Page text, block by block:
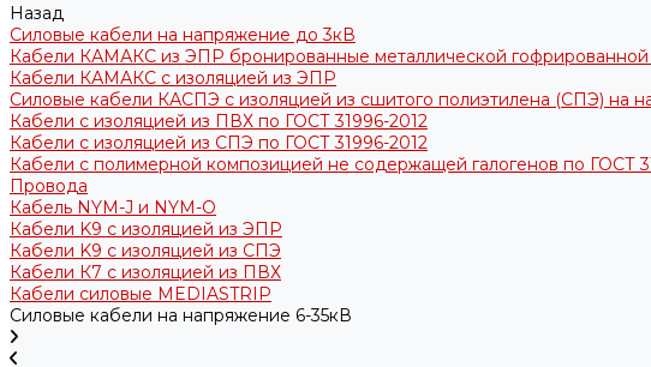
Назад
Силовые кабели на напряжение до 3кВ
Кабели КАМАКС из ЭПР бронированные металлической гофрированной
Кабели КАМАКС с изоляцией из ЭПР
Силовые кабели КАСПЭ с изоляцией из сшитого полиэтилена (СПЭ) на
Кабели с изоляцией из ПВХ по ГОСТ 31996-2012
Кабели с изоляцией из СПЭ по ГОСТ 31996-2012
Кабели с полимерной композицией не содержащей галогенов по ГОСТ
Провода
Кабель NYM-J и NYM-O
Кабели K9 с изоляцией из ЭПР
Кабели K9 с изоляцией из СПЭ
Кабели К7 с изоляцией из ПВХ
Кабели силовые MEDIASTRIP
Силовые кабели на напряжение 6-35кВ